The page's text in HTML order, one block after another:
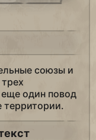
союзы и
один повод
территории.